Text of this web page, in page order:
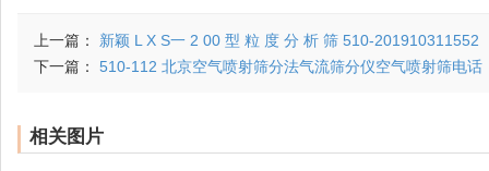
上一篇： 新颖 L X S一 2 00 型 粒 度 分 析 筛 510-201910311552
下一篇： 510-112 北京空气喷射筛分法气流筛分仪空气喷射筛电话
相关图片